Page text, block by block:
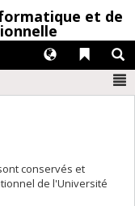
et de
Liens
Langues
conservés et
de l'Université